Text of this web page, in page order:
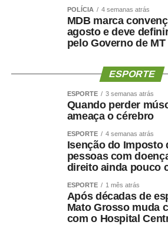
obesidade, o objetivo não deve ser
número na balança. O tratamento
músculo, reduzir gordura visceral,
metabolismo e manter a autonomia.
O paciente não deve apenas ficar
mais saudável, mais forte e
Por que o músculo
a saúde cerebral?
A relação entre músculo e cérebro é
alguns mecanismos ajudam a
POLÍCIA 4 semanas atrás
MDB marca
agosto e deve
pelo Governo de MT
ESPORTE
ESPORTE 3 semanas atrás
Quando perder
ameaça o cérebro
ESPORTE 4 semanas atrás
Isenção do Imposto
pessoas com
direito ainda pouco
ESPORTE 1 mês atrás
Após décadas de
Mato Grosso muda
com o Hospital